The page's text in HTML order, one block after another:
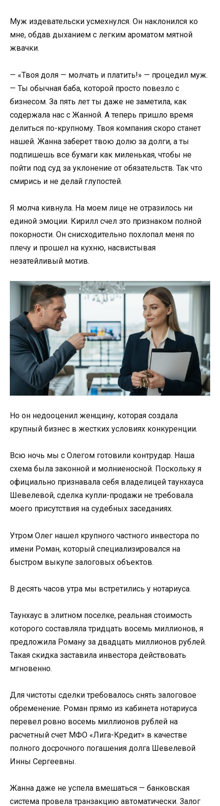
Муж издевательски усмехнулся. Он наклонился ко
мне, обдав дыханием с легким ароматом мятной
жвачки.
— «Твоя доля — молчать и платить!» — процедил муж.
— Ты обычная баба, которой просто повезло с
бизнесом. За пять лет ты даже не заметила, как
содержала нас с Жанной. А теперь пришло время
делиться по-крупному. Твоя компания скоро станет
нашей. Жанна заберет твою долю за долги, а ты
подпишешь все бумаги как миленькая, чтобы не
пойти под суд за уклонение от обязательств. Так что
смирись и не делай глупостей.
Я молча кивнула. На моем лице не отразилось ни
единой эмоции. Кирилл счел это признаком полной
покорности. Он снисходительно похлопал меня по
плечу и прошел на кухню, насвистывая
незатейливый мотив.
Но он недооценил женщину, которая создала
крупный бизнес в жестких условиях конкуренции.
Всю ночь мы с Олегом готовили контрудар. Наша
схема была законной и молниеносной. Поскольку я
официально признавала себя владелицей таунхауса
Шевелевой, сделка купли-продажи не требовала
моего присутствия на судебных заседаниях.
Утром Олег нашел крупного частного инвестора по
имени Роман, который специализировался на
быстром выкупе залоговых объектов.
В десять часов утра мы встретились у нотариуса.
Таунхаус в элитном поселке, реальная стоимость
которого составляла тридцать восемь миллионов, я
предложила Роману за двадцать миллионов рублей.
Такая скидка заставила инвестора действовать
мгновенно.
Для чистоты сделки требовалось снять залоговое
обременение. Роман прямо из кабинета нотариуса
перевел ровно восемь миллионов рублей на
расчетный счет МФО «Лига-Кредит» в качестве
полного досрочного погашения долга Шевелевой
Инны Сергеевны.
Жанна даже не успела вмешаться — банковская
система провела транзакцию автоматически. Залог